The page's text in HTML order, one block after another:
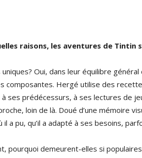
raisons, les aventures de Tintin
Oui, dans leur équilibre
composantes. Hergé utilise des
ses prédécessurs, à ses lectures de
loin de là. Doué d’une mémoire
a pu, qu’il a adapté à ses besoins,
pourquoi demeurent-elles si